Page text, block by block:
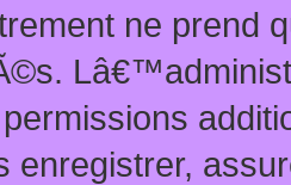
ne prend
enregistrer,